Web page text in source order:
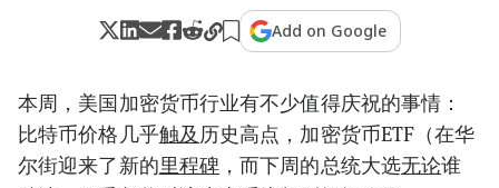
Add on Google
本周，美国加密货币行业有不少值得庆祝的事情：
比特币价格几乎触及 历史高点，加密货币ETF（在华
尔街迎来了新的里程碑 ，而下周的总统大选无论谁